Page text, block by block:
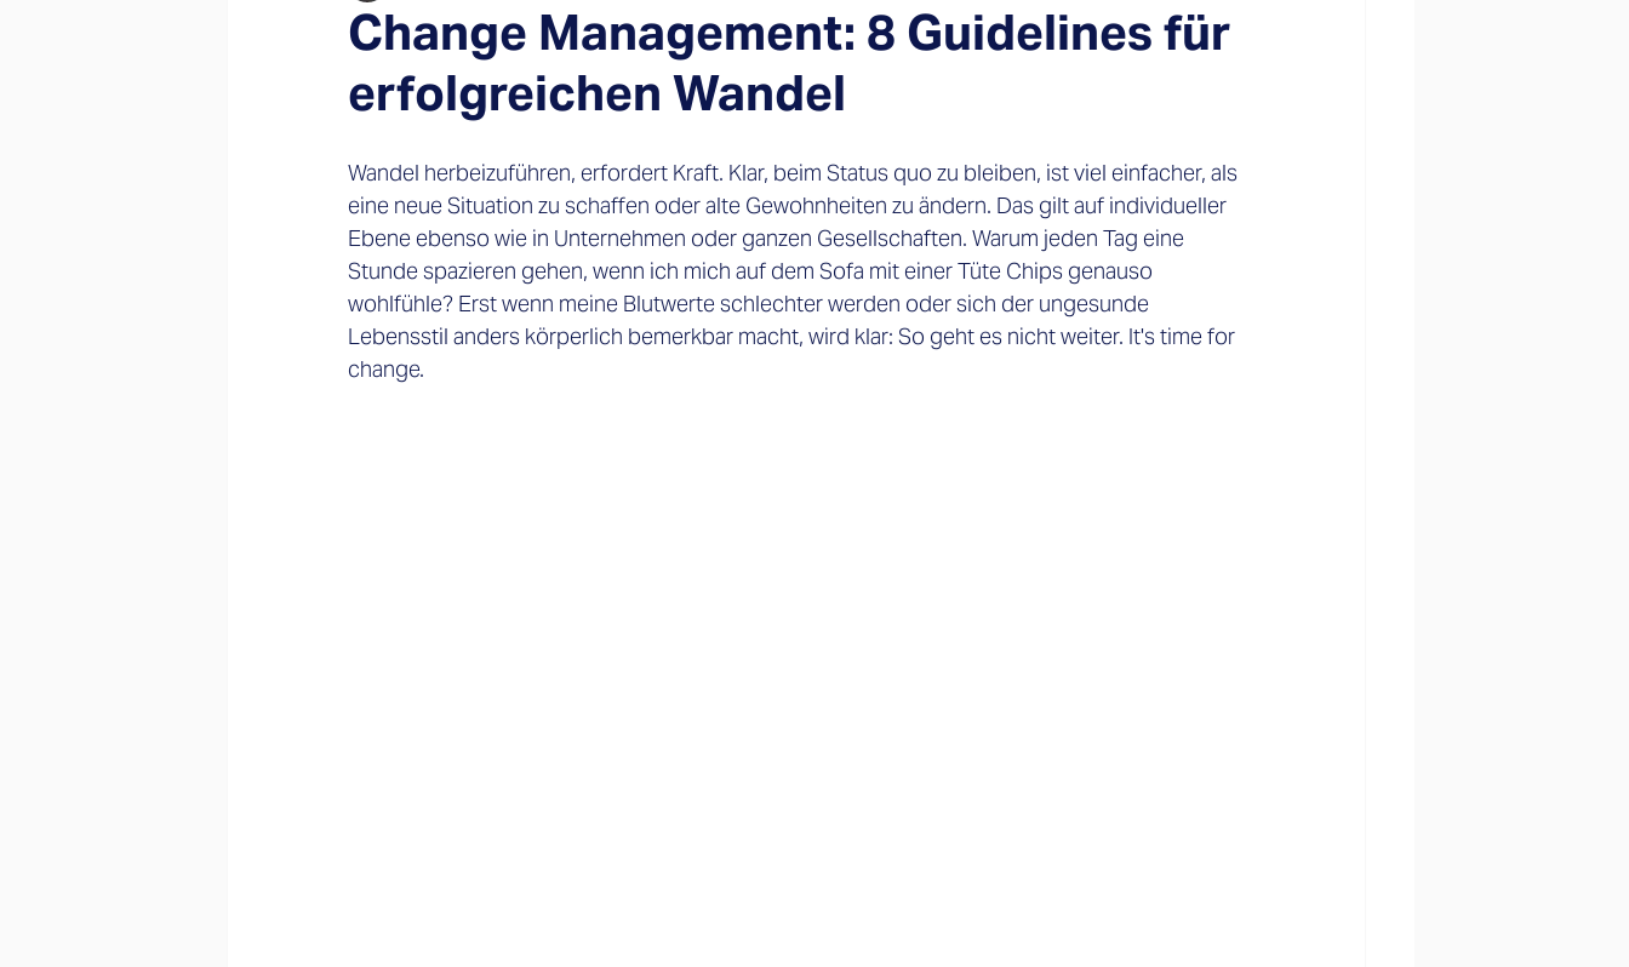
Change Management: 8 Guidelines für
erfolgreichen Wandel
Wandel herbeizuführen, erfordert Kraft. Klar, beim Status quo zu bleiben, ist viel einfacher, als
eine neue Situation zu schaffen oder alte Gewohnheiten zu ändern. Das gilt auf individueller
Ebene ebenso wie in Unternehmen oder ganzen Gesellschaften. Warum jeden Tag eine
Stunde spazieren gehen, wenn ich mich auf dem Sofa mit einer Tüte Chips genauso
wohlfühle? Erst wenn meine Blutwerte schlechter werden oder sich der ungesunde
Lebensstil anders körperlich bemerkbar macht, wird klar: So geht es nicht weiter. It's time for
change.